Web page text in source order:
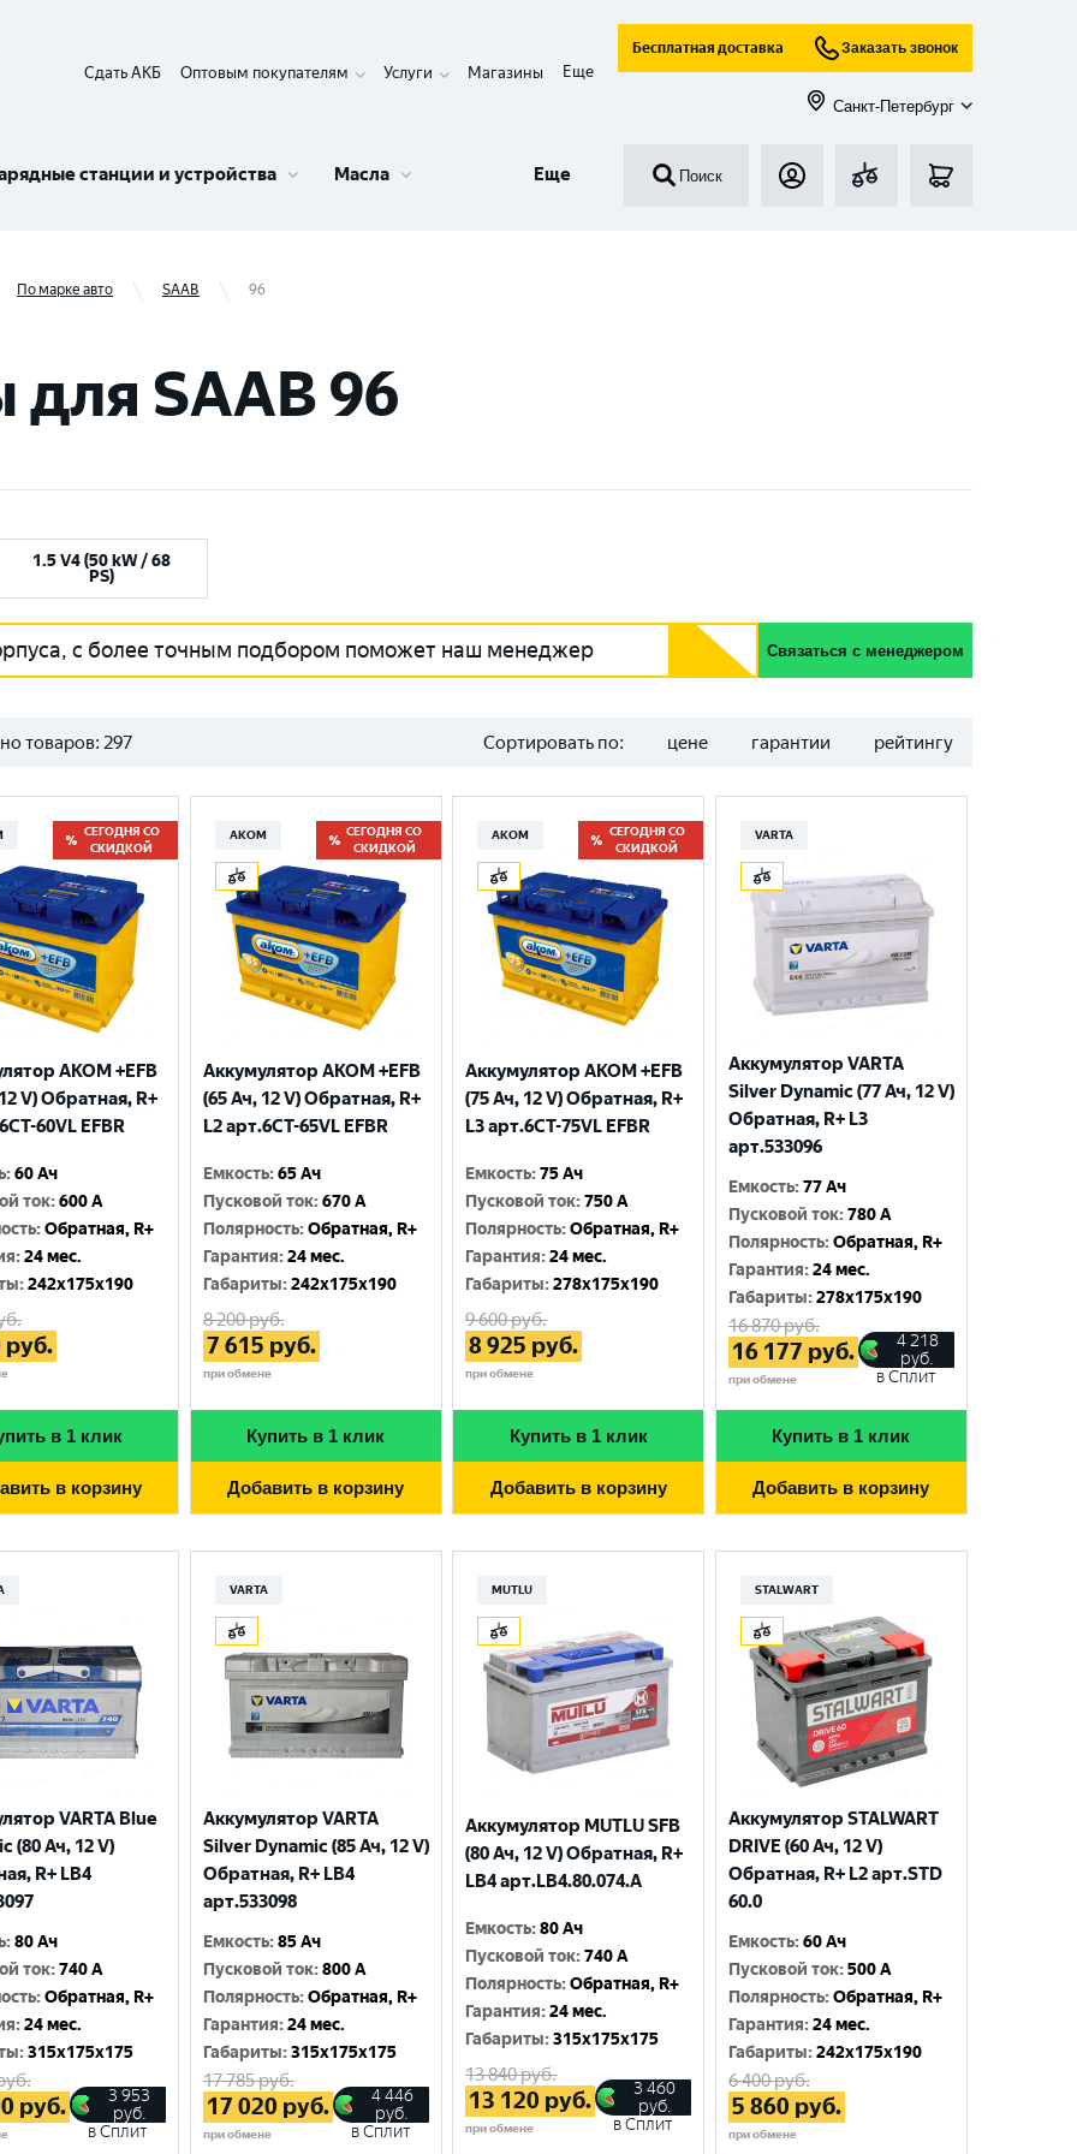
Сдать АКБ Оптовым покупателям Услуги Магазины Еще
Бесплатная доставка Заказать звонок
Санкт-Петербург
станции и устройства Масла Еще Поиск
По марке авто SAAB 96
SAAB 96
1.5 V4 (50 kW / 68
PS)
с более точным подбором поможет наш менеджер Связаться с менеджером
товаров: 297 Сортировать по: цене гарантии рейтингу
СЕГОДНЯ СО
СКИДКОЙ
AKOM +EFB
V) Обратная, R+
60VL EFBR
:60 Ач
ток:600 A
:Обратная, R+
:24 мес.
:242x175x190
руб.
в 1 клик
в корзину
АКОМ
СЕГОДНЯ СО
СКИДКОЙ
Аккумулятор AKOM +EFB
(65 Ач, 12 V) Обратная, R+
L2 арт.6CT-65VL EFBR
Емкость:65 Ач
Пусковой ток:670 A
Полярность:Обратная, R+
Гарантия:24 мес.
Габариты:242x175x190
8 200руб.
7 615 руб.
при обмене
Купить в 1 клик
Добавить в корзину
АКОМ
СЕГОДНЯ СО
СКИДКОЙ
Аккумулятор AKOM +EFB
(75 Ач, 12 V) Обратная, R+
L3 арт.6СТ-75VL EFBR
Емкость:75 Ач
Пусковой ток:750 A
Полярность:Обратная, R+
Гарантия:24 мес.
Габариты:278x175x190
9 600руб.
8 925 руб.
при обмене
Купить в 1 клик
Добавить в корзину
VARTA
Аккумулятор VARTA
Silver Dynamic (77 Ач, 12 V)
Обратная, R+ L3
арт.533096
Емкость:77 Ач
Пусковой ток:780 A
Полярность:Обратная, R+
Гарантия:24 мес.
Габариты:278x175x190
16 870руб.
16 177 руб.
при обмене
4 218
руб.
в Сплит
Купить в 1 клик
Добавить в корзину
VARTA Blue
(80 Ач, 12 V)
R+ LB4
:80 Ач
ток:740 A
:Обратная, R+
:24 мес.
:315x175x175
руб.
3 953
руб.
в Сплит
VARTA
Аккумулятор VARTA
Silver Dynamic (85 Ач, 12 V)
Обратная, R+ LB4
арт.533098
Емкость:85 Ач
Пусковой ток:800 A
Полярность:Обратная, R+
Гарантия:24 мес.
Габариты:315x175x175
17 785руб.
17 020 руб.
при обмене
4 446
руб.
в Сплит
MUTLU
Аккумулятор MUTLU SFB
(80 Ач, 12 V) Обратная, R+
LB4 арт.LВ4.80.074.A
Емкость:80 Ач
Пусковой ток:740 A
Полярность:Обратная, R+
Гарантия:24 мес.
Габариты:315x175x175
13 840руб.
13 120 руб.
при обмене
3 460
руб.
в Сплит
STALWART
Аккумулятор STALWART
DRIVE (60 Ач, 12 V)
Обратная, R+ L2 арт.STD
60.0
Емкость:60 Ач
Пусковой ток:500 A
Полярность:Обратная, R+
Гарантия:24 мес.
Габариты:242x175x190
6 400руб.
5 860 руб.
при обмене